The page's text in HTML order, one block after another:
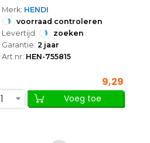
Merk: HENDI
voorraad controleren
Levertijd: zoeken
Garantie: 2 jaar
Art.nr: HEN-755815
9,29
1
Voeg toe